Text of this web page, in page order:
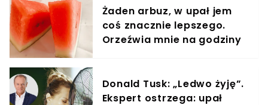
Żaden arbuz, w upał jem
coś znacznie lepszego.
Orzeźwia mnie na godziny
Donald Tusk: „Ledwo żyję”.
Ekspert ostrzega: upał